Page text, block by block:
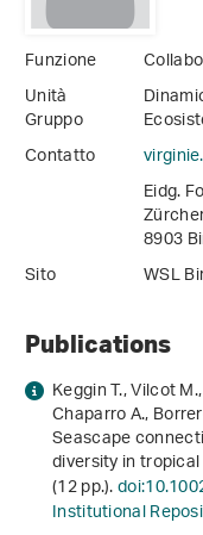
Funzione
Unità
Gruppo
Contatto
Eidg.
8903
Sito
WSL
Publications
Keggin T., Vilcot
Chaparro A.,
Seascape
diversity in
(12 pp.).
Institutional